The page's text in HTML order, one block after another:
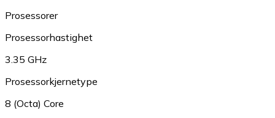
Prosessorer
Prosessorhastighet
3.35 GHz
Prosessorkjernetype
8 (Octa) Core